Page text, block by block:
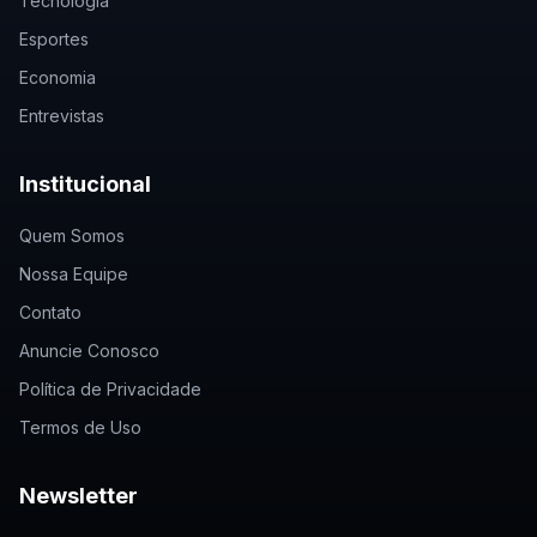
Esportes
Economia
Entrevistas
Institucional
Quem Somos
Nossa Equipe
Contato
Anuncie Conosco
Política de Privacidade
Termos de Uso
Newsletter